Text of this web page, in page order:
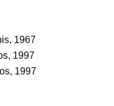
1967
1997
1997